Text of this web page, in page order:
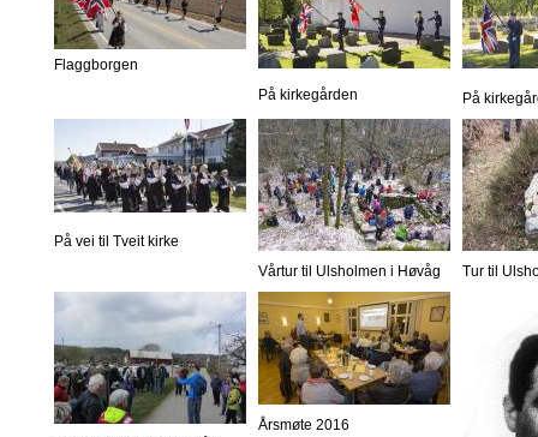
Flaggborgen
På kirkegården
På
På vei til Tveit kirke
Vårtur til Ulsholmen i Høvåg
Tur til
Årsmøte 2016